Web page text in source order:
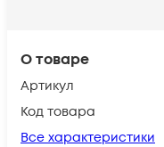
О товаре
Артикул
Код товара
Все характеристики